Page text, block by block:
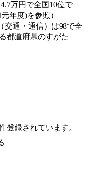
万円で全国10位で
年度)を参照）
交通・通信）は98で全
都道府県のすがた
登録されています。